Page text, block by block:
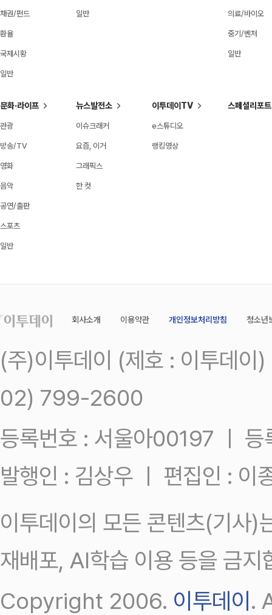
채권/펀드
환율
국제시황
일반
일반 의료/바이오
중기/벤처
일반
문화·라이프
관광
방송/TV
영화
음악
공연/출판
스포츠
일반
뉴스발전소
이슈크래커
요즘, 이거
그래픽스
한 컷
이투데이TV
e스튜디오
랭킹영상
스페셜리포트
회사소개 이용약관 개인정보처리방침 청소년
(주)이투데이 (제호 : 이투데
02) 799-2600
등록번호 : 서울아00197 ㅣ
발행인 : 김상우 ㅣ 편집인 : 이
이투데이의 모든 콘텐츠(기사)
재배포, AI학습 이용 등을 금지
Copyright 2006. 이투데이.